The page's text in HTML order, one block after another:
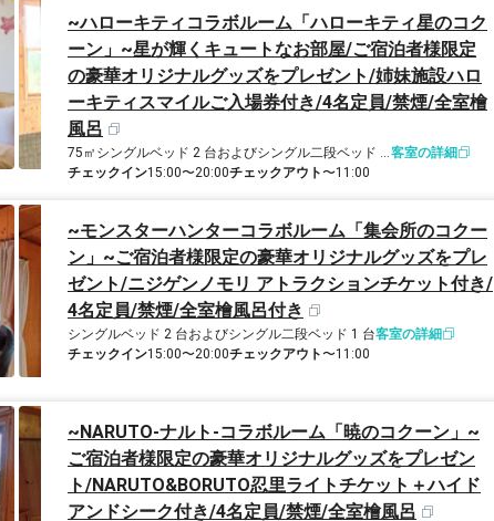
~ハローキティコラボルーム「ハローキティ星のコク
ーン」~星が輝くキュートなお部屋/ご宿泊者様限定
の豪華オリジナルグッズをプレゼント/姉妹施設ハロ
ーキティスマイルご入場券付き/4名定員/禁煙/全室檜
風呂
75㎡ シングルベッド 2 台およびシングル二段ベッド 1 台客室の詳細
チェックイン15:00〜20:00チェックアウト〜11:00
~モンスターハンターコラボルーム「集会所のコクー
ン」~ご宿泊者様限定の豪華オリジナルグッズをプレ
ゼント/ニジゲンノモリ アトラクションチケット付き/
4名定員/禁煙/全室檜風呂付き
シングルベッド 2 台およびシングル二段ベッド 1 台客室の詳細
チェックイン15:00〜20:00チェックアウト〜11:00
~NARUTO-ナルト-コラボルーム「暁のコクーン」~
ご宿泊者様限定の豪華オリジナルグッズをプレゼン
ト/NARUTO&BORUTO忍里ライトチケット＋ハイド
アンドシーク付き/4名定員/禁煙/全室檜風呂